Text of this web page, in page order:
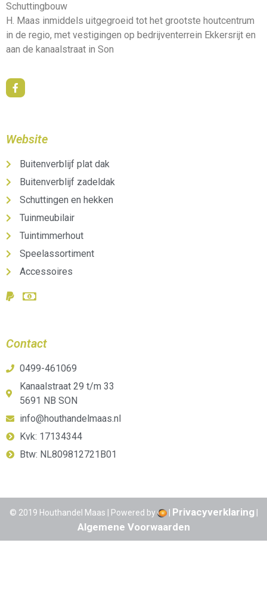
Schuttingbouw
H. Maas inmiddels uitgegroeid tot het grootste houtcentrum
in de regio, met vestigingen op bedrijventerrein Ekkersrijt en
aan de kanaalstraat in Son
Website
Buitenverblijf plat dak
Buitenverblijf zadeldak
Schuttingen en hekken
Tuinmeubilair
Tuintimmerhout
Speelassortiment
Accessoires
Contact
0499-461069
Kanaalstraat 29 t/m 33
5691 NB SON
info@houthandelmaas.nl
Kvk: 17134344
Btw: NL809812721B01
© 2019 Houthandel Maas | Powered by | Privacyverklaring|
Algemene Voorwaarden